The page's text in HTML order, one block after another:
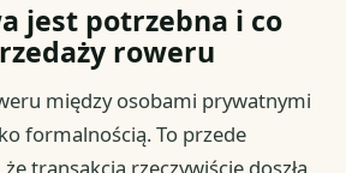
jest potrzebna i co
roweru
między osobami prywatnymi
formalnością. To przede
transakcja rzeczywiście doszła